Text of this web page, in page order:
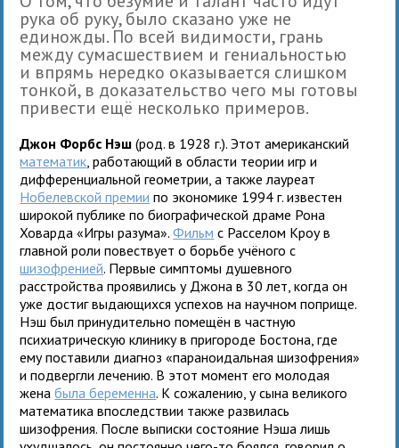
рука об руку, было сказано уже не
единожды. По всей видимости, грань
между сумасшествием и гениальностью
и впрямь нередко оказывается слишком
тонкой, в доказательство чего мы готовы
привести ещё несколько примеров.
Джон Форбс Нэш (род. в 1928 г.). Этот американский
математик , работающий в области теории игр и
дифференциальной геометрии, а также лауреат
Нобелевской премии по экономике 1994 г. известен
широкой публике по биографической драме Рона
Ховарда «Игры разума».Фильм с Расселом Кроу в
главной роли повествует о борьбе учёного с
шизофренией. Первые симптомы душевного
расстройства проявились у Джона в 30 лет, когда он
уже достиг выдающихся успехов на научном поприще.
Нэш был принудительно помещён в частную
психиатрическую клинику в пригороде Бостона, где
ему поставили диагноз «параноидальная шизофрения»
и подвергли лечению. В этот момент его молодая
женабыла беременна. К сожалению, у сына великого
математика впоследствии также развилась
шизофрения. После выписки состояние Нэша лишь